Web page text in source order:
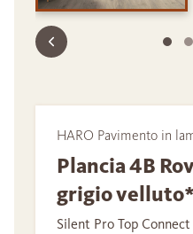
HARO Pavimento in
Plancia 4B
grigio
Silent Pro Top Connect